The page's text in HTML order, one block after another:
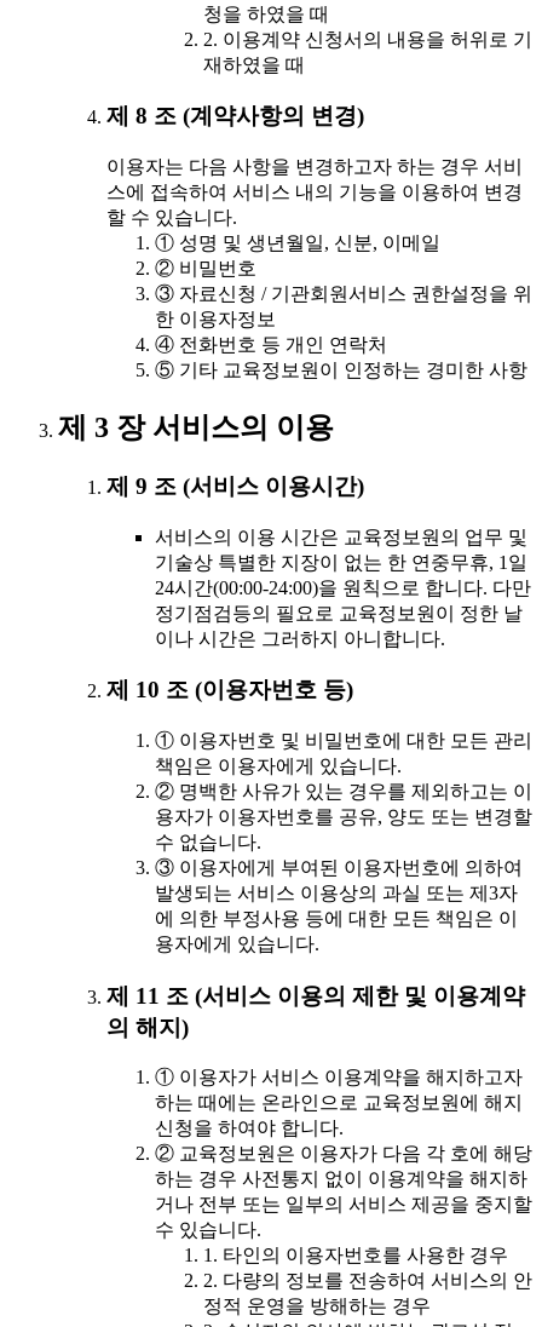
청을 하였을 때
2. 이용계약 신청서의 내용을 허위로 기
재하였을 때
제 8 조 (계약사항의 변경)
이용자는 다음 사항을 변경하고자 하는 경우 서비
스에 접속하여 서비스 내의 기능을 이용하여 변경
할 수 있습니다.
① 성명 및 생년월일, 신분, 이메일
② 비밀번호
③ 자료신청 / 기관회원서비스 권한설정을 위
한 이용자정보
④ 전화번호 등 개인 연락처
⑤ 기타 교육정보원이 인정하는 경미한 사항
제 3 장 서비스의 이용
제 9 조 (서비스 이용시간)
서비스의 이용 시간은 교육정보원의 업무 및
기술상 특별한 지장이 없는 한 연중무휴, 1일
24시간(00:00-24:00)을 원칙으로 합니다. 다만
정기점검등의 필요로 교육정보원이 정한 날
이나 시간은 그러하지 아니합니다.
제 10 조 (이용자번호 등)
① 이용자번호 및 비밀번호에 대한 모든 관리
책임은 이용자에게 있습니다.
② 명백한 사유가 있는 경우를 제외하고는 이
용자가 이용자번호를 공유, 양도 또는 변경할
수 없습니다.
③ 이용자에게 부여된 이용자번호에 의하여
발생되는 서비스 이용상의 과실 또는 제3자
에 의한 부정사용 등에 대한 모든 책임은 이
용자에게 있습니다.
제 11 조 (서비스 이용의 제한 및 이용계약
의 해지)
① 이용자가 서비스 이용계약을 해지하고자
하는 때에는 온라인으로 교육정보원에 해지
신청을 하여야 합니다.
② 교육정보원은 이용자가 다음 각 호에 해당
하는 경우 사전통지 없이 이용계약을 해지하
거나 전부 또는 일부의 서비스 제공을 중지할
수 있습니다.
1. 타인의 이용자번호를 사용한 경우
2. 다량의 정보를 전송하여 서비스의 안
정적 운영을 방해하는 경우